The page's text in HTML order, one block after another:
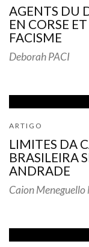
AGENTS DU
EN CORSE
FACISME
Deborah PACI
ARTIGO
LIMITES DA
BRASILEIRA
ANDRADE
Caion Meneguello